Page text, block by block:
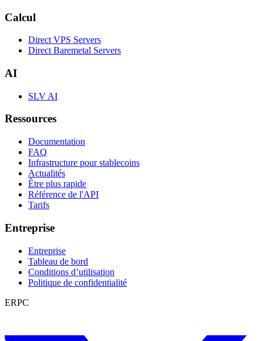
Calcul
Direct VPS Servers
Direct Baremetal Servers
AI
SLV AI
Ressources
Documentation
FAQ
Infrastructure pour stablecoins
Actualités
Être plus rapide
Référence de l'API
Tarifs
Entreprise
Entreprise
Tableau de bord
Conditions d’utilisation
Politique de confidentialité
ERPC